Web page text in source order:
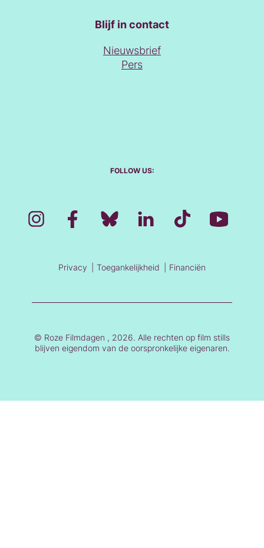
Blijf in contact
Nieuwsbrief
Pers
FOLLOW US:
Privacy Toegankelijkheid Financiën
© Roze Filmdagen , 2026. Alle rechten op film stills
blijven eigendom van de oorspronkelijke eigenaren.